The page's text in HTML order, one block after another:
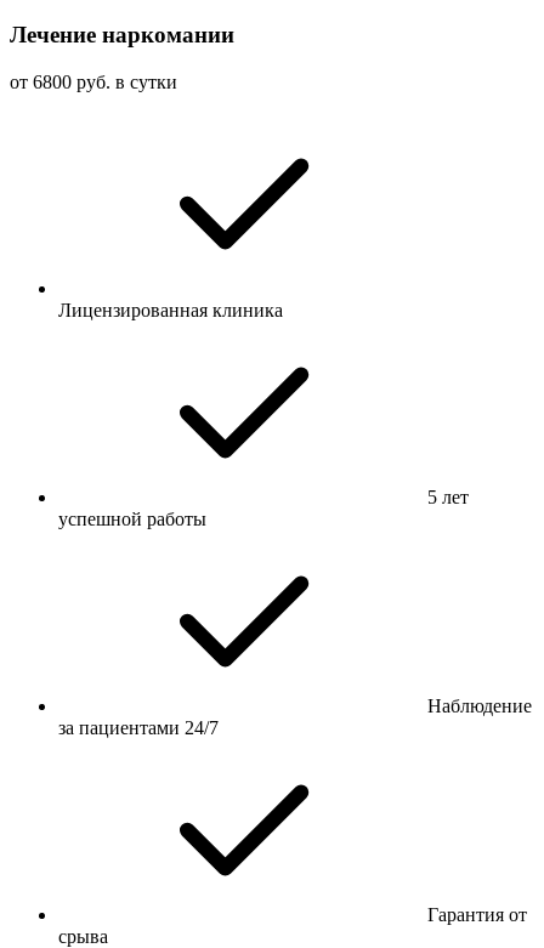
Лечение наркомании
от 6800 руб. в сутки
Лицензированная клиника
5 лет
успешной работы
Наблюдение
за пациентами 24/7
Гарантия от
срыва